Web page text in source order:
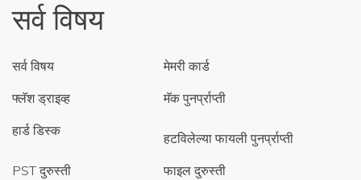
सर्व विषय
सर्व विषय
मेमरी कार्ड
फ्लॅश ड्राइव्ह
मॅक पुनर्प्राप्ती
हार्ड डिस्क
हटविलेल्या फायली पुनर्प्राप्ती
PST दुरुस्ती
फाइल दुरुस्ती